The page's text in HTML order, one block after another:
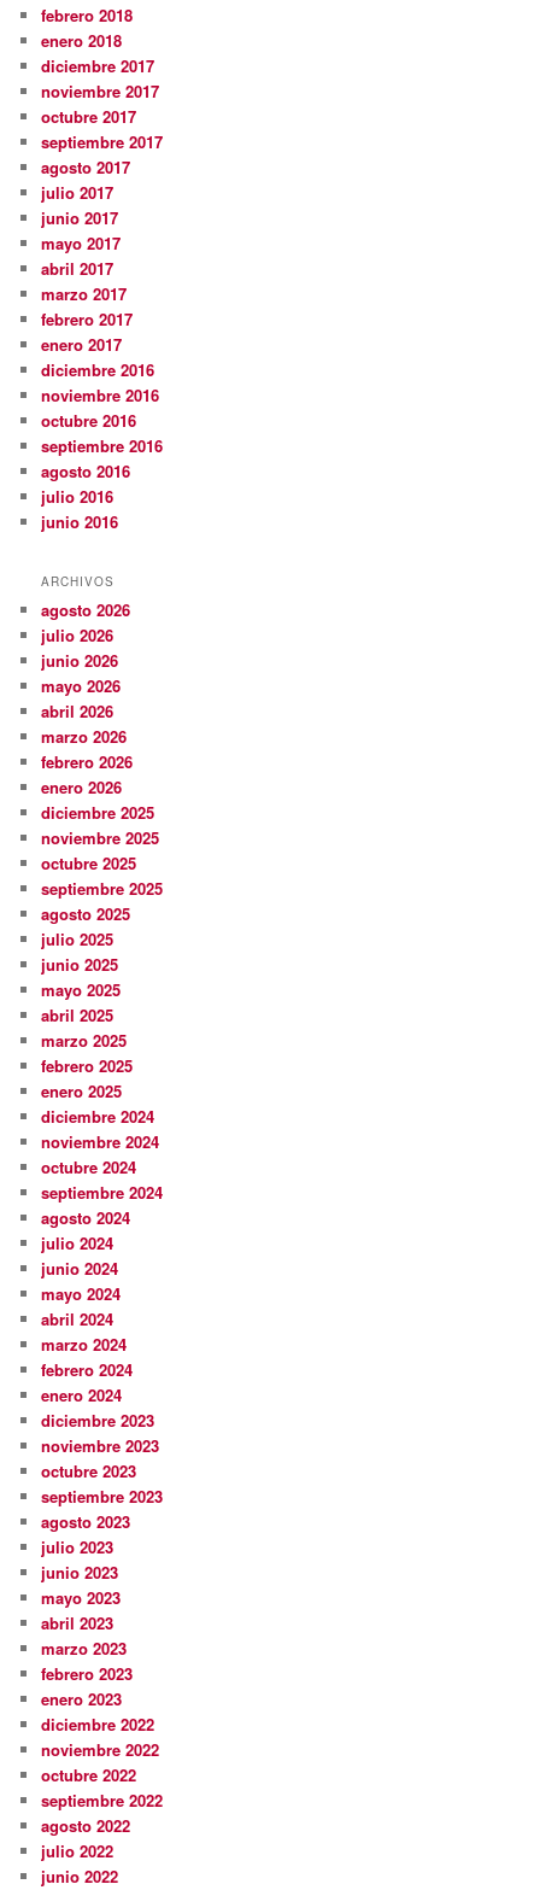
febrero 2018
enero 2018
diciembre 2017
noviembre 2017
octubre 2017
septiembre 2017
agosto 2017
julio 2017
junio 2017
mayo 2017
abril 2017
marzo 2017
febrero 2017
enero 2017
diciembre 2016
noviembre 2016
octubre 2016
septiembre 2016
agosto 2016
julio 2016
junio 2016
ARCHIVOS
agosto 2026
julio 2026
junio 2026
mayo 2026
abril 2026
marzo 2026
febrero 2026
enero 2026
diciembre 2025
noviembre 2025
octubre 2025
septiembre 2025
agosto 2025
julio 2025
junio 2025
mayo 2025
abril 2025
marzo 2025
febrero 2025
enero 2025
diciembre 2024
noviembre 2024
octubre 2024
septiembre 2024
agosto 2024
julio 2024
junio 2024
mayo 2024
abril 2024
marzo 2024
febrero 2024
enero 2024
diciembre 2023
noviembre 2023
octubre 2023
septiembre 2023
agosto 2023
julio 2023
junio 2023
mayo 2023
abril 2023
marzo 2023
febrero 2023
enero 2023
diciembre 2022
noviembre 2022
octubre 2022
septiembre 2022
agosto 2022
julio 2022
junio 2022